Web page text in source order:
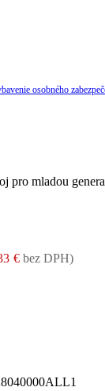
osobného
pro mladou
€ bez DPH)